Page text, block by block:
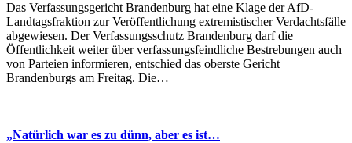
Das Verfassungsgericht Brandenburg hat eine Klage der AfD-
Landtagsfraktion zur Veröffentlichung extremistischer Verdachtsfälle
abgewiesen. Der Verfassungsschutz Brandenburg darf die
Öffentlichkeit weiter über verfassungsfeindliche Bestrebungen auch
von Parteien informieren, entschied das oberste Gericht
Brandenburgs am Freitag. Die…
„Natürlich war es zu dünn, aber es ist…